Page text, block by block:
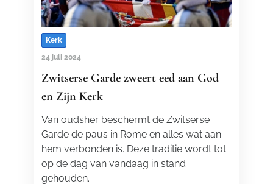
Kerk
24 juli 2024
Zwitserse Garde zweert eed aan God
en Zijn Kerk
Van oudsher beschermt de Zwitserse
Garde de paus in Rome en alles wat aan
hem verbonden is. Deze traditie wordt tot
op de dag van vandaag in stand
gehouden.